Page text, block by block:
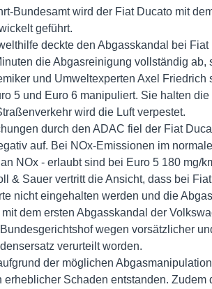
Bundesamt wird der Fiat Ducato mit
geführt.
deckte den Abgasskandal bei
die Abgasreinigung vollständig ab,
und Umweltexperten Axel
5 und Euro 6 manipuliert. Sie halten
wird die Luft verpestet.
durch den ADAC fiel der Fiat
auf. Bei NOx-Emissionen im
NOx - erlaubt sind bei Euro 5 180 mg/
& Sauer vertritt die Ansicht, dass bei
nicht eingehalten werden und die
dem ersten Abgasskandal der
wegen vorsätzlicher
verurteilt worden.
der möglichen
erheblicher Schaden entstanden.